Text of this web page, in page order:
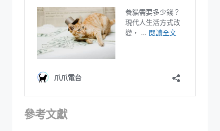
參考文獻